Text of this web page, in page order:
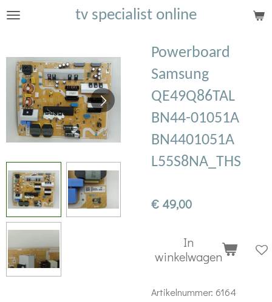
Ga
de
hoofdinhoud
tv specialist online
Powerboard
Samsung
QE49Q86TAL
BN44-01051A
BN4401051A
L55S8NA_THS
€ 49,00
In
winkelwagen
Artikelnummer: 6164